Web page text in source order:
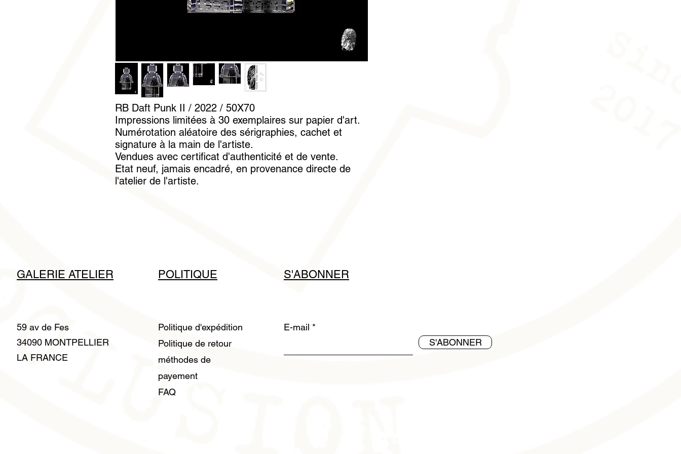
RB Daft Punk II / 2022 / 50X70
Impressions limitées à 30 exemplaires sur papier d'art.
Numérotation aléatoire des sérigraphies, cachet et
signature à la main de l'artiste.
Vendues avec certificat d'authenticité et de vente.
Etat neuf, jamais encadré, en provenance directe de
l'atelier de l'artiste.
GALERIE ATELIER POLITIQUE S'ABONNER
59 av de Fes
34090 MONTPELLIER
LA FRANCE
Politique d'expédition
Politique de retour
méthodes de
payement
FAQ
E-mail
S'ABONNER